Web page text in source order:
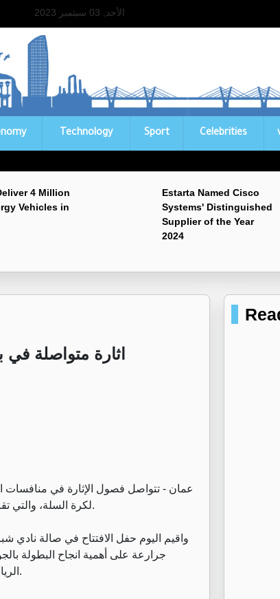
الأحد, 03 سبتمبر 2023
Technology Sport Celebrities
4 Million
Vehicles in
Estarta Named Cisco
Systems' Distinguished
Supplier of the Year
2024
‏اثارة متواصلة في
لكرة السلة، والتي تقام في العاصمة عمّان بالشراكة مع اتحاد كرة السلة ونادي شباب الفحيص.
‏واقيم اليوم حفل الافتتاح في صالة
جرارعة على أهمية انجاح البطولة
الرياضية التنافسية العالية، ومثمنا الجهود الإعلامية المبذولة في انجاح البطولة.